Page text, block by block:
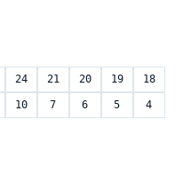
24 21 20 19 18
10 7 6 5 4